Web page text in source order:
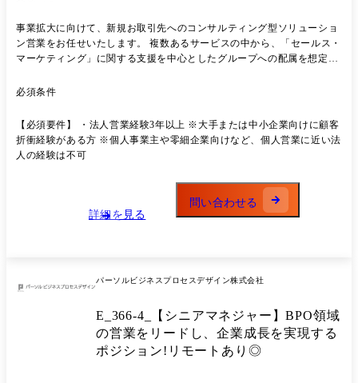
事業拡大に向けて、新規お取引先へのコンサルティング型ソリューショ
ン営業をお任せいたします。 複数あるサービスの中から、「セールス・
マーケティング」に関する支援を中心としたグループへの配属を想定し
決のために何ができるか」を軸に提案をできることが特徴です。 【具体
び込みなし) ・事業成長や組織の目指す姿に対するビジネス課題を抽出
(顧客の、売上増や組織強化など) ・課題解決に向けた達成プロセスを戦
略を立て、支援の実現に向けて社内の提供チームと連携 ・提案資料を作
プロジェクトを立ち上げてBPOの実運用を担当します。 営業は「売って
終わり」ではなく、成果につながる提案設計に集中できます。 【主な顧
客業界】 情報通信、広告、住宅、金融、コンサル、人材など様々。 ◎
提案、情報共有などに注力できる営業環境が整っています。 ◎提案サー
れだけを売る」はありません。 アウトソーシングやDX化等、顧客の課
題に合わせて、ソリューション提案ができます。 ※お任せしたい領域
・セールス(営業の仕組みづくり/運用支援) ・マーケティング(営業の見
必須条件
【必須要件】 ・法人営業経験3年以上 ※大手または中小企業向けに顧客
折衝経験がある方 ※個人事業主や零細企業向けなど、個人営業に近い法
人の経験は不可
詳細を見る
問い合わせる
パーソルビジネスプロセスデザイン株式会社
E_366-4_【シニアマネジャー】BPO領域
の営業をリードし、企業成長を実現する
ポジション!リモートあり◎